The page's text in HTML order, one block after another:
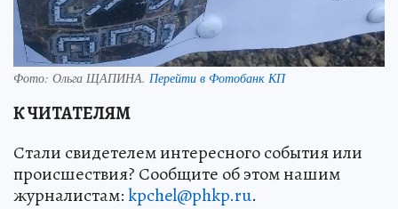
Фото: Ольга ЩАПИНА. Перейти в Фотобанк КП
К ЧИТАТЕЛЯМ
Стали свидетелем интересного события или
происшествия? Сообщите об этом нашим
журналистам:kpchel@phkp.ru.